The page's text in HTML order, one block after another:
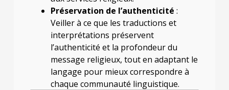
Préservation de l’authenticité :
Veiller à ce que les traductions et
interprétations préservent
l’authenticité et la profondeur du
message religieux, tout en adaptant le
langage pour mieux correspondre à
chaque communauté linguistique.